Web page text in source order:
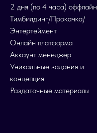
2 дня (по 4 часа) оффлайн
Тимбилдинг/Прокачка/
Энтертеймент
Онлайн платформа
Аккаунт менеджер
Уникальные задания и
концепция
Раздаточные материалы